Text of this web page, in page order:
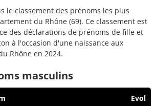
le classement des prénoms les plus
du Rhône (69). Ce classement est
des déclarations de prénoms de fille et
à l'occasion d'une naissance aux
Rhône en 2024.
masculins
Evol